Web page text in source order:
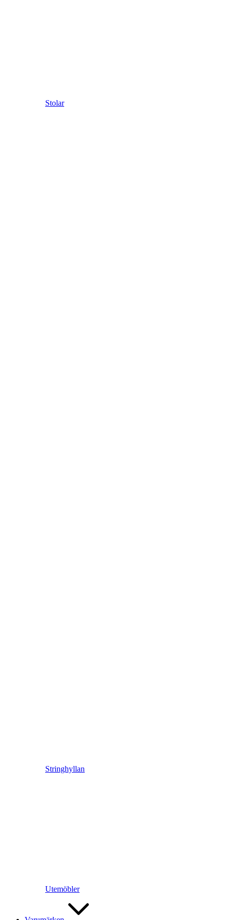
Stolar
Stringhyllan
Utemöbler